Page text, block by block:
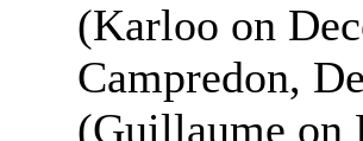
(Karloo on
Campredon,
(Guillaume on